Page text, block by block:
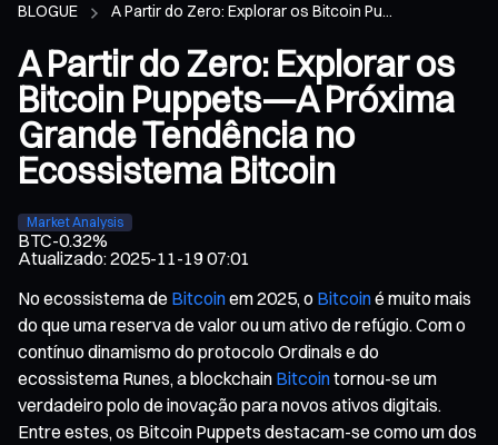
BLOGUE A Partir do Zero: Explorar os Bitcoin Pu...
A Partir do Zero: Explorar os
Bitcoin Puppets—A Próxima
Grande Tendência no
Ecossistema Bitcoin
Market Analysis
BTC-0.32%
Atualizado:2025-11-19 07:01
No ecossistema de Bitcoinem 2025, o Bitcoiné muito mais
do que uma reserva de valor ou um ativo de refúgio. Com o
contínuo dinamismo do protocolo Ordinals e do
ecossistema Runes, a blockchain Bitcointornou-se um
verdadeiro polo de inovação para novos ativos digitais.
Entre estes, os Bitcoin Puppets destacam-se como um dos